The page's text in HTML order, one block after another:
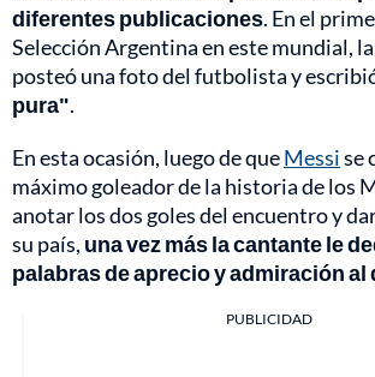
diferentes publicaciones. En el
Selección Argentina en este mundial,
posteó una foto del futbolista y
pura".
En esta ocasión, luego de queMessise
máximo goleador de la historia de los
anotar los dos goles del encuentro y
su país, una vez más la cantante le
palabras de aprecio y admiración
PUBLICIDAD